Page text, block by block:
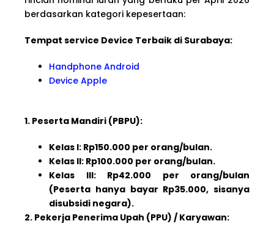
berdasarkan kategori kepesertaan:
Tempat service Device Terbaik di Surabaya:
Handphone Android
Device Apple
1. Peserta Mandiri (PBPU):
Kelas I: Rp150.000 per orang/bulan.
Kelas II: Rp100.000 per orang/bulan.
Kelas III: Rp42.000 per orang/bulan
(Peserta hanya bayar Rp35.000, sisanya
disubsidi negara).
2. Pekerja Penerima Upah (PPU) / Karyawan: